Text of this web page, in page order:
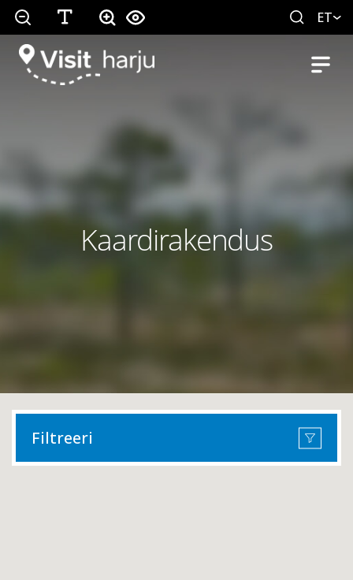
ET
Kaardirakendus
Filtreeri